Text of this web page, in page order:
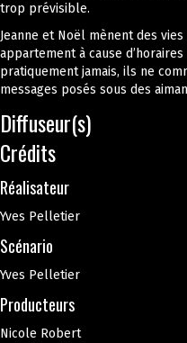
trop prévisible.
Jeanne et Noël mènent des
appartement à cause
pratiquement jamais, ils ne
messages posés sous des
Diffuseur(s)
Crédits
Réalisateur
Yves Pelletier
Scénario
Yves Pelletier
Producteurs
Nicole Robert